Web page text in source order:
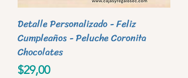
Detalle Personalizado - Feliz
Cumpleaños - Peluche Coronita
Chocolates
Precio
$29,00